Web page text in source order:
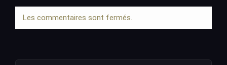
Les commentaires sont fermés.